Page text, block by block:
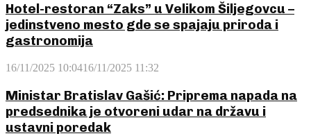
Hotel-restoran “Zaks” u Velikom Šiljegovcu –
jedinstveno mesto gde se spajaju priroda i
gastronomija
16/11/2025 10:0416/11/2025 11:32
Ministar Bratislav Gašić: Priprema napada na
predsednika je otvoreni udar na državu i
ustavni poredak